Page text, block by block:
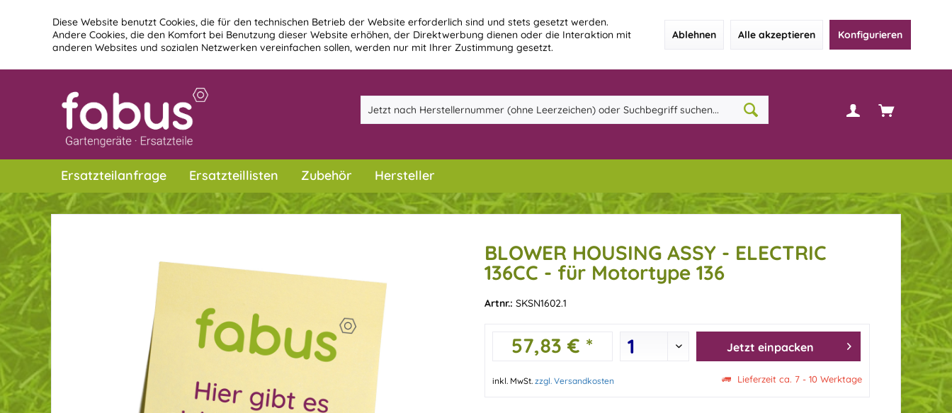
Diese Website benutzt Cookies, die für den technischen Betrieb der Website erforderlich sind und stets gesetzt werden.
Andere Cookies, die den Komfort bei Benutzung dieser Website erhöhen, der Direktwerbung dienen oder die Interaktion mit
anderen Websites und sozialen Netzwerken vereinfachen sollen, werden nur mit Ihrer Zustimmung gesetzt.
Ablehnen Alle akzeptieren Konfigurieren
Ersatzteilanfrage Ersatzteillisten Zubehör Hersteller
BLOWER HOUSING ASSY - ELECTRIC
136CC - für Motortype 136
Artnr.: SKSN1602.1
57,83 € * Jetzt einpacken
inkl. MwSt. zzgl. Versandkosten Lieferzeit ca. 7 - 10 Werktage